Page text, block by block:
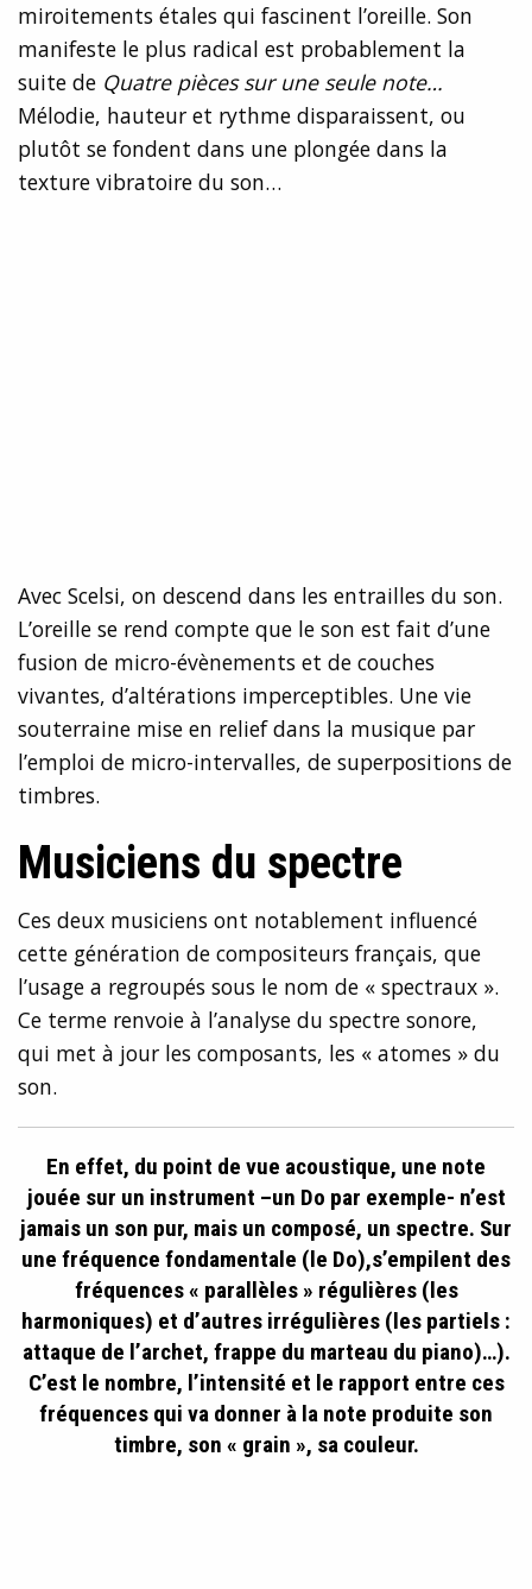
miroitements étales qui fascinent l’oreille. Son
manifeste le plus radical est probablement la
suite de Quatre pièces sur une seule note…
Mélodie, hauteur et rythme disparaissent, ou
plutôt se fondent dans une plongée dans la
texture vibratoire du son…
Avec Scelsi, on descend dans les entrailles du son.
L’oreille se rend compte que le son est fait d’une
fusion de micro-évènements et de couches
vivantes, d’altérations imperceptibles. Une vie
souterraine mise en relief dans la musique par
l’emploi de micro-intervalles, de superpositions de
timbres.
Musiciens du spectre
Ces deux musiciens ont notablement influencé
cette génération de compositeurs français, que
l’usage a regroupés sous le nom de « spectraux ».
Ce terme renvoie à l’analyse du spectre sonore,
qui met à jour les composants, les « atomes » du
son.
En effet, du point de vue acoustique, une note
jouée sur un instrument –un Do par exemple- n’est
jamais un son pur, mais un composé, un spectre. Sur
une fréquence fondamentale (le Do),s’empilent des
fréquences « parallèles » régulières (les
harmoniques) et d’autres irrégulières (les partiels :
attaque de l’archet, frappe du marteau du piano)…).
C’est le nombre, l’intensité et le rapport entre ces
fréquences qui va donner à la note produite son
timbre, son « grain », sa couleur.